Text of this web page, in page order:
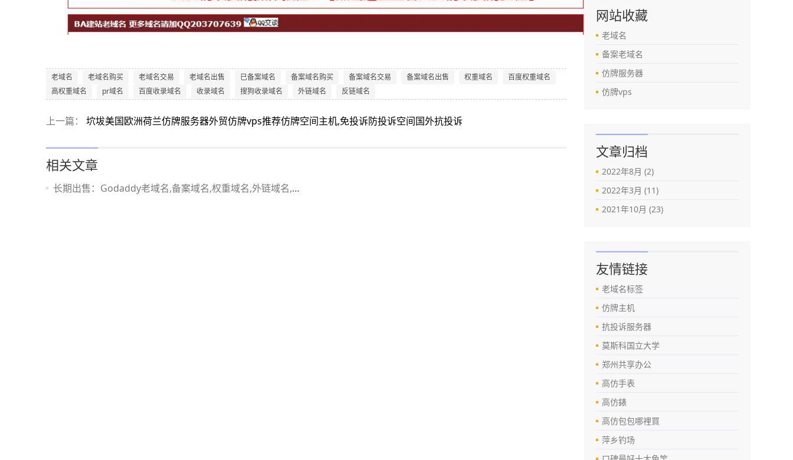
老域名 老域名购买 老域名交易 老域名出售 已备案域名 备案域名购买 备案域名交易 备案域名出售 权重域名
百度权重域名
高权重域名
pr域名 百度收录域名 收录域名 搜狗收录域名 外链域名 反链域名
上一篇： 坹坺美国欧洲荷兰仿牌服务器外贸仿牌vps推荐仿牌空间主机,免投诉防投诉空间国外抗投诉
相关文章
长期出售：Godaddy老域名,备案域名,权重域名,外链域名,历史建站域名等
网站收藏
老域名
备案老域名
仿牌服务器
仿牌vps
文章归档
2022年8月 (2)
2022年3月 (11)
2021年10月 (23)
友情链接
老域名标签
仿牌主机
抗投诉服务器
莫斯科国立大学
郑州共享办公
高仿手表
高仿錶
高仿包包哪裡買
萍乡钓场